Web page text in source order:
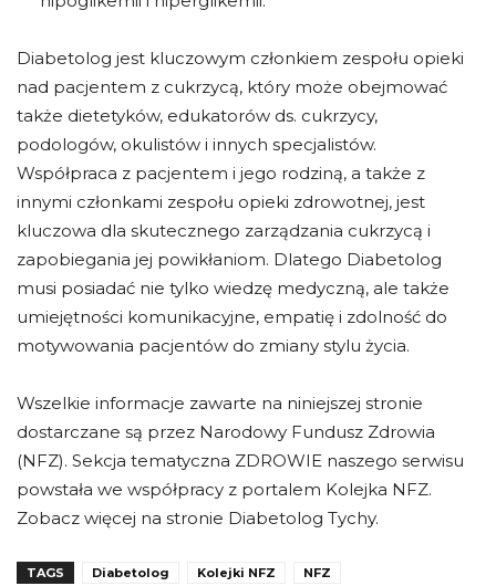
Diabetolog jest kluczowym członkiem zespołu opieki
nad pacjentem z cukrzycą, który może obejmować
także dietetyków, edukatorów ds. cukrzycy,
podologów, okulistów i innych specjalistów.
Współpraca z pacjentem i jego rodziną, a także z
innymi członkami zespołu opieki zdrowotnej, jest
kluczowa dla skutecznego zarządzania cukrzycą i
zapobiegania jej powikłaniom. Dlatego Diabetolog
musi posiadać nie tylko wiedzę medyczną, ale także
umiejętności komunikacyjne, empatię i zdolność do
motywowania pacjentów do zmiany stylu życia.
Wszelkie informacje zawarte na niniejszej stronie
dostarczane są przez Narodowy Fundusz Zdrowia
(NFZ). Sekcja tematyczna ZDROWIE naszego serwisu
powstała we współpracy z portalem Kolejka NFZ.
Zobacz więcej na stronie Diabetolog Tychy.
TAGS Diabetolog Kolejki NFZ NFZ